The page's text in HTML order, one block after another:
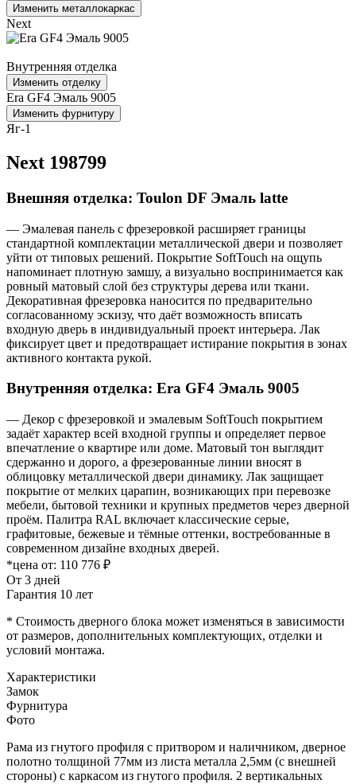
Изменить металлокаркас
Next
Внутренняя отделка
Изменить отделку
Era GF4 Эмаль 9005
Изменить фурнитуру
Яг-1
Next 198799
Внешняя отделка: Toulon DF Эмаль latte
— Эмалевая панель с фрезеровкой расширяет границы
стандартной комплектации металлической двери и позволяет
уйти от типовых решений. Покрытие SoftTouch на ощупь
напоминает плотную замшу, а визуально воспринимается как
ровный матовый слой без структуры дерева или ткани.
Декоративная фрезеровка наносится по предварительно
согласованному эскизу, что даёт возможность вписать
входную дверь в индивидуальный проект интерьера. Лак
фиксирует цвет и предотвращает истирание покрытия в зонах
активного контакта рукой.
Внутренняя отделка: Era GF4 Эмаль 9005
— Декор с фрезеровкой и эмалевым SoftTouch покрытием
задаёт характер всей входной группы и определяет первое
впечатление о квартире или доме. Матовый тон выглядит
сдержанно и дорого, а фрезерованные линии вносят в
облицовку металлической двери динамику. Лак защищает
покрытие от мелких царапин, возникающих при перевозке
мебели, бытовой техники и крупных предметов через дверной
проём. Палитра RAL включает классические серые,
графитовые, бежевые и тёмные оттенки, востребованные в
современном дизайне входных дверей.
*цена от: 110 776 ₽
От 3 дней
Гарантия 10 лет
* Стоимость дверного блока может изменяться в зависимости
от размеров, дополнительных комплектующих, отделки и
условий монтажа.
Характеристики
Замок
Фурнитура
Фото
Рама из гнутого профиля с притвором и наличником, дверное
полотно толщиной 77мм из листа металла 2,5мм (с внешней
стороны) c каркасом из гнутого профиля. 2 вертикальных